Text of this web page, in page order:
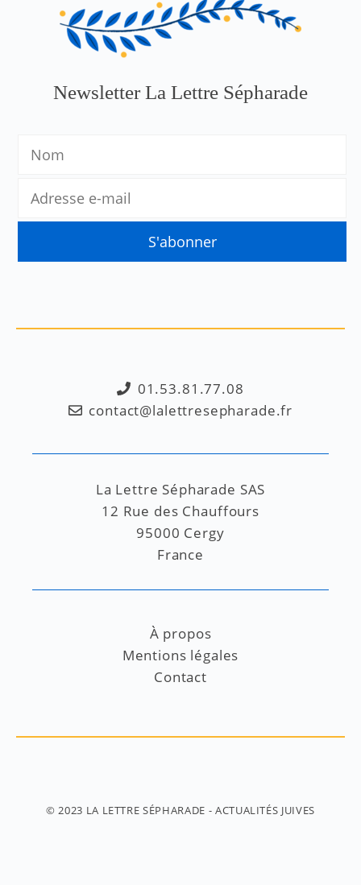
Newsletter La Lettre Sépharade
01.53.81.77.08
contact@lalettresepharade.fr
La Lettre Sépharade SAS
12 Rue des Chauffours
95000 Cergy
France
À propos
Mentions légales
Contact
© 2023 LA LETTRE SÉPHARADE - ACTUALITÉS JUIVES